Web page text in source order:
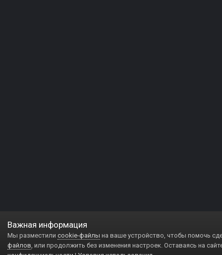
Важная информация
Мы разместили cookie-файлы на ваше устройство, чтобы помочь
файлов, или продолжить без изменения настроек. Оставаясь на